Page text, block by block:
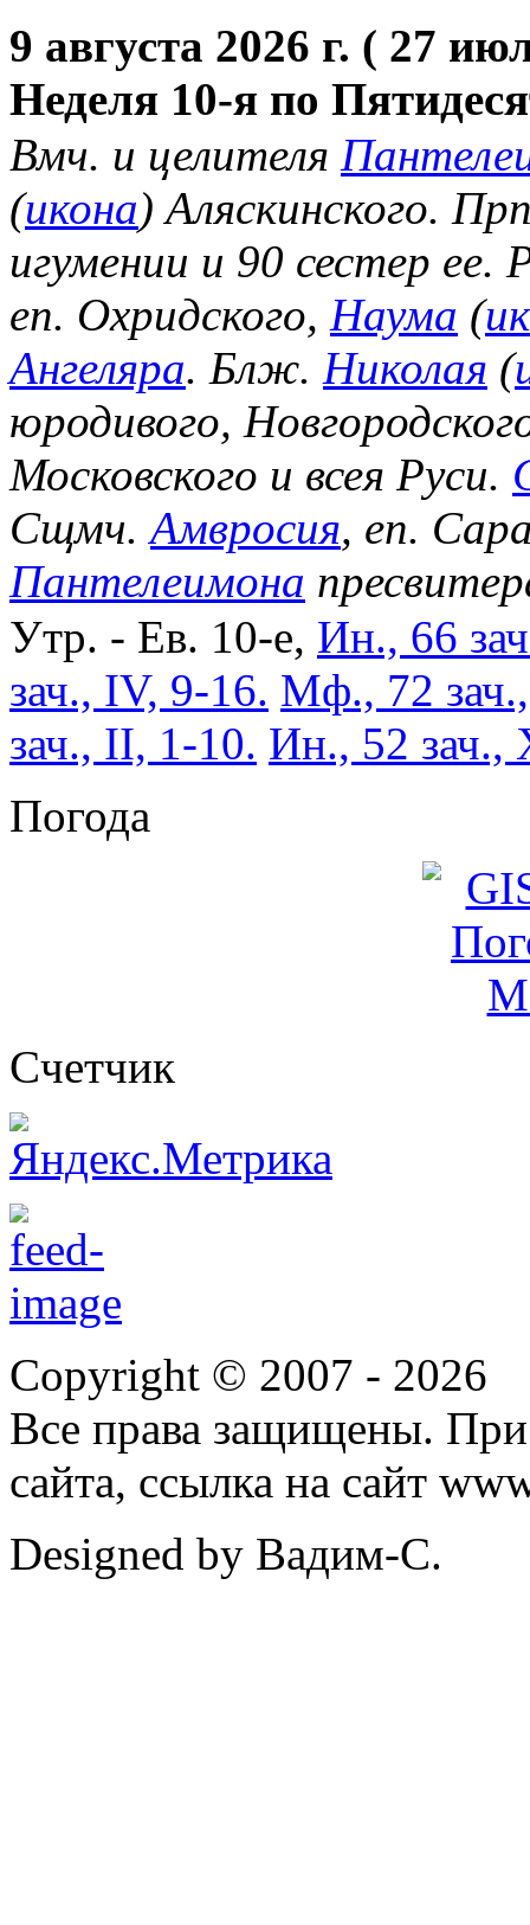
9 августа 2026 г. ( 27
Неделя 10-я по
Вмч. и целителя
(икона) Аляскинского.
игумении и 90 сестер ее.
еп. Охридского, Наума (
Ангеляра. Блж. Николая (
юродивого,
Московского и всея Руси.
Сщмч.Амвросия, еп.
Пантелеимона
Утр. - Ев. 10-е, Ин., 66
зач., IV, 9-16. Мф., 72
зач., II, 1-10. Ин., 52 зач.,
Погода
Cчетчик
Copyright © 2007 - 2026
Все права защищены. При
сайта, ссылка на сайт
Designed by Вадим-С.